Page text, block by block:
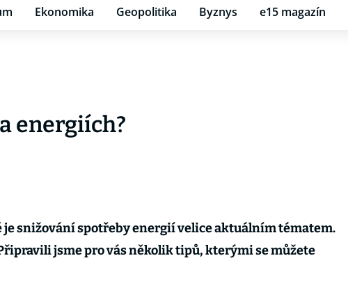
Ekonomika Geopolitika Byznys e15 magazín
energiích?
je snižování spotřeby energií velice aktuálním tématem.
jsme pro vás několik tipů, kterými se můžete